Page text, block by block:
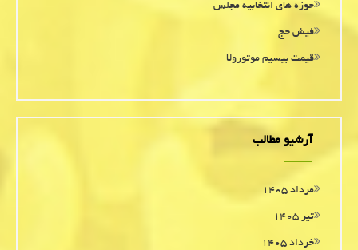
حوزه های انتخابیه مجلس
فیش حج
قیمت بیسیم موتورولا
آرشیو مطالب
مرداد ۱۴۰۵
تیر ۱۴۰۵
خرداد ۱۴۰۵